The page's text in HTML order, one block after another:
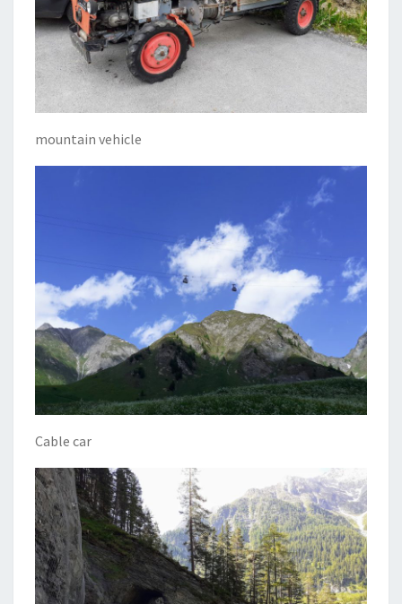
mountain vehicle
Cable car